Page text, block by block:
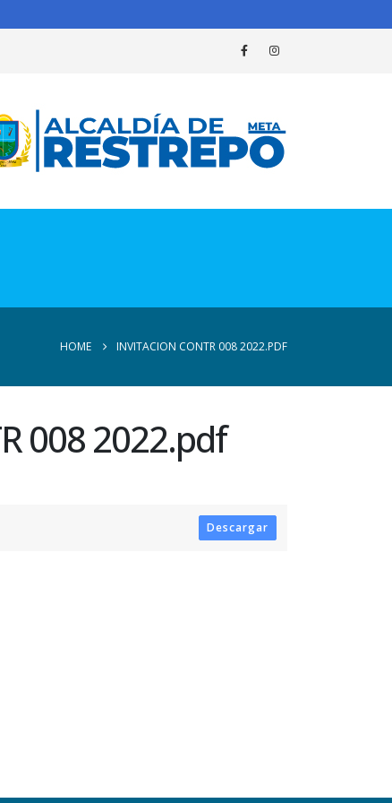
HOME INVITACION CONTR 008 2022.PDF
008 2022.pdf
Descargar